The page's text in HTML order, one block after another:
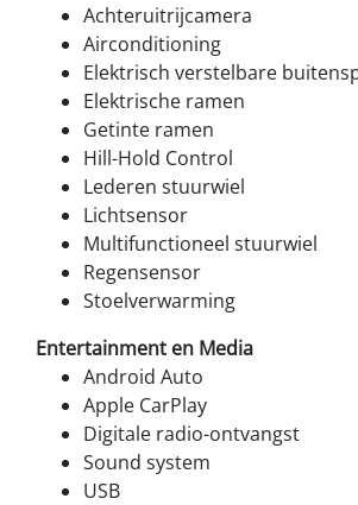
Achteruitrijcamera
Airconditioning
Elektrisch verstelbare
Elektrische ramen
Getinte ramen
Hill-Hold Control
Lederen stuurwiel
Lichtsensor
Multifunctioneel stuurwiel
Regensensor
Stoelverwarming
Entertainment en Media
Android Auto
Apple CarPlay
Digitale radio-ontvangst
Sound system
USB